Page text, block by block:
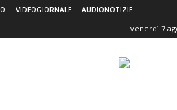
VIDEOGIORNALE AUDIONOTIZIE
venerdì 7